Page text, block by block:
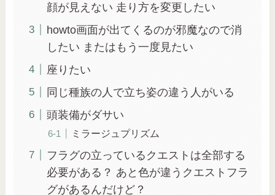
顔が見えない 走り方を変更したい
howto画面が出てくるのが邪魔なので消
したい またはもう一度見たい
座りたい
同じ種族の人で立ち姿の違う人がいる
頭装備がダサい
ミラージュプリズム
フラグの立っているクエストは全部する
必要がある？ あと色が違うクエストフラ
グがあるんだけど？